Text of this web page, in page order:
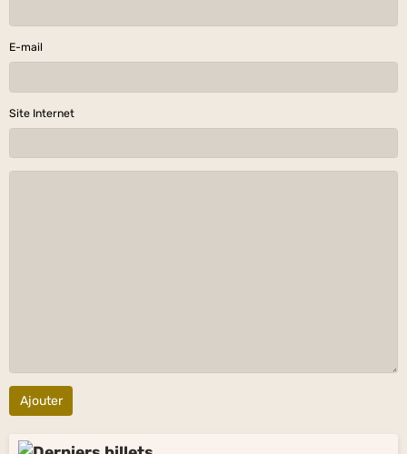
E-mail
Site Internet
Ajouter